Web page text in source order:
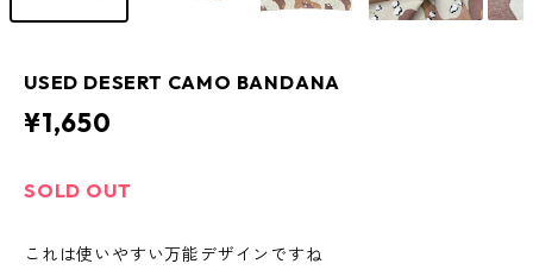
USED DESERT CAMO BANDANA
¥1,650
SOLD OUT
これは使いやすい万能デザインですね